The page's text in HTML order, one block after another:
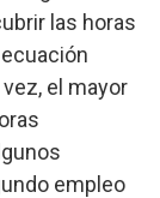
las horas
el mayor
empleo